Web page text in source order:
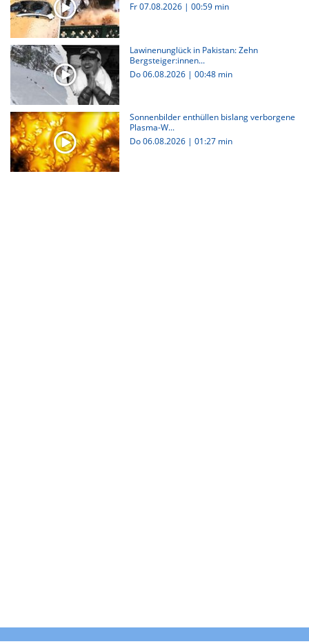
Fr 07.08.2026 | 00:59 min
Lawinenunglück in Pakistan: Zehn
Bergsteiger:innen...
Do 06.08.2026 | 00:48 min
Sonnenbilder enthüllen bislang verborgene
Plasma-W...
Do 06.08.2026 | 01:27 min